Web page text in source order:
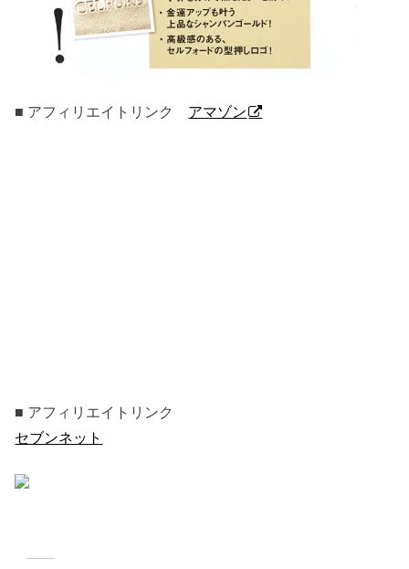
■ アフィリエイトリンク アマゾン
■ アフィリエイトリンク
セブンネット